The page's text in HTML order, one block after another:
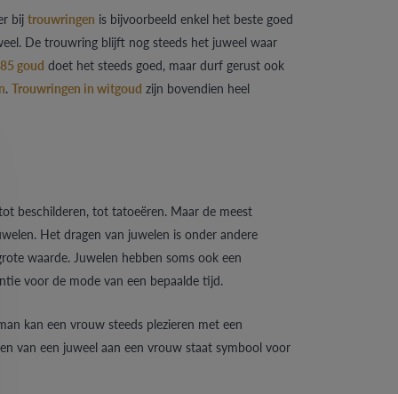
bijtrouwringen is bijvoorbeeld enkel het beste goed
De trouwring blijft nog steeds het juweel waar
goud doet het steeds goed, maar durf gerust ook
. Trouwringen in witgoud zijn bovendien heel
beschilderen, tot tatoeëren. Maar de meest
Het dragen van juwelen is onder andere
waarde. Juwelen hebben soms ook een
voor de mode van een bepaalde tijd.
kan een vrouw steeds plezieren met een
van een juweel aan een vrouw staat symbool voor